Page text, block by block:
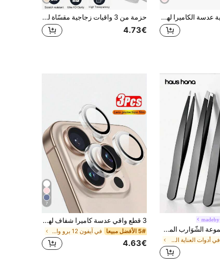
3 قطع فيلم حماية عدسة الكاميرا لهاتف آيفون 15 برو ماكس/15 برو، غطاء عدسة الكاميرا من الزجاج المقسى، متوافق مع آيفون 14 برو ماكس 6.7 بوصة/14 برو 6.1 بوصة [مقاس مثالي] لامع 16 برو ماكس/16/16 برو/16 بلس/17/17 برو/17 برو ماكس/17 إير حزمة من 3 واقيات زجاجية مقسّاة لعدسة الكاميرا متوافقة مع هواتف آيفون 17 برو ماكس/17 برو/16 برو ماكس/16 برو/15 برو ماكس/15 برو/14 برو ماكس/14 برو، واقي عدسة كاميرا مستقل من الزجاج المقسّى والمعدن [حماية مضادة للسقوط] متوافق مع غطاء الهاتف - تيتانيوم أسود
4.73€
Haus Hana مجموعة الشّوَارب المحترفة لإزالة الشعر ، مشاقص دقيقة للسفر ، مشاقص للشعر الوجهي وتشكيل الحاجبين ، مشاقص دقيقة ، أفضل الشوارب للبشرة الحساسة
في أدوات العناية الشخصية والنظافة ماكينة قص الشعر
7
3 قطع واقي عدسة كاميرا شفاف لهاتف آيفون، متوافق مع آيفون 17/16/16e/16 Pro Max/16 Pro، واقي عدسة فردي، متوافق مع آيفون 15 Pro Max/15/15 Pro/15 Plus/14 Pro Max/14 Pro/14/14 Plus/13 Pro Max/13/13 Pro/13 Mini/12 Pro Max/12/12 Pro/11، تصوير عالي الدقة، واقي عدسة زجاج مقسى فائق النحافة، حلقة شفافة
5# الأفضل مبيعا في آيفون 12 برو واقيات العدسات
4.63€